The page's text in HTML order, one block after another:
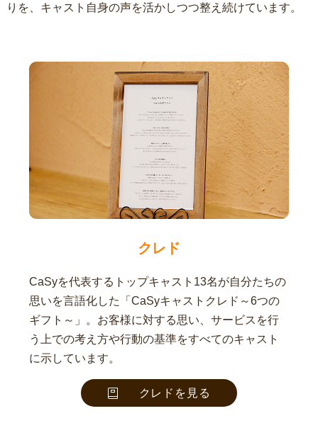
りを、キャスト自身の声を活かしつつ整え続けています。
クレド
CaSyを代表するトップキャスト13名が自分たちの
思いを言語化した「CaSyキャストクレド～6つの
ギフト～」。お客様に対する思い、サービスを行
う上での考え方や行動の基準をすべてのキャスト
に示しています。
クレドを見る